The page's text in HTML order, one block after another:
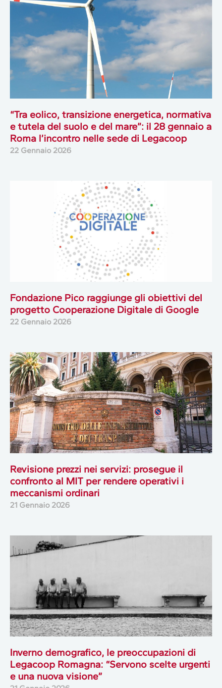
“Tra eolico, transizione energetica, normativa
e tutela del suolo e del mare”: il 28 gennaio a
Roma l’incontro nelle sede di Legacoop
22 Gennaio 2026
Fondazione Pico raggiunge gli obiettivi del
progetto Cooperazione Digitale di Google
22 Gennaio 2026
Revisione prezzi nei servizi: prosegue il
confronto al MIT per rendere operativi i
meccanismi ordinari
21 Gennaio 2026
Inverno demografico, le preoccupazioni di
Legacoop Romagna: “Servono scelte urgenti
e una nuova visione”